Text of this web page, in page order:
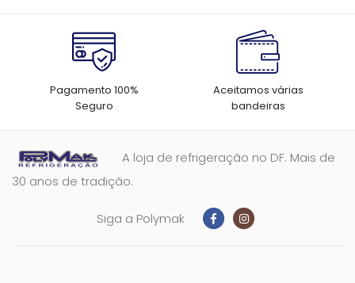
Pagamento 100%
Seguro
Aceitamos várias
bandeiras
A loja de refrigeração no DF. Mais de
30 anos de tradição.
Siga a Polymak